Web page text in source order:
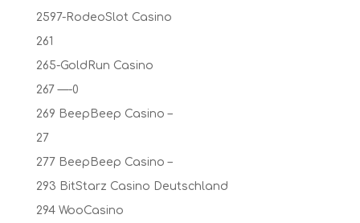
2597-RodeoSlot Casino
261
265-GoldRun Casino
267 —-0
269 BeepBeep Casino –
27
277 BeepBeep Casino –
293 BitStarz Casino Deutschland
294 WooCasino